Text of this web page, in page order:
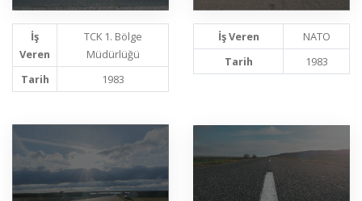
İş
Veren
TCK 1. Bölge
Müdürlüğü
Tarih
1983
İş Veren
NATO
Tarih
1983